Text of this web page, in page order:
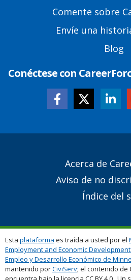
Comente sobre
Envíe una
Blog
Conéctese con
Acerca de
Aviso de no
Índice del
Esta plataforma es traída a usted por el
Employment and Economic
Empleo y Desarrollo Económico de
mantenido porCiviServ; el contenido de